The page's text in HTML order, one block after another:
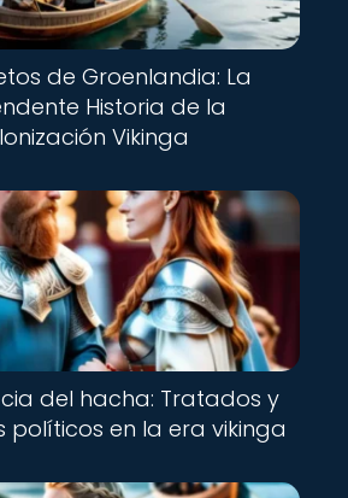
de Groenlandia: La
Historia de la
Vikinga
del hacha: Tratados y
políticos en la era vikinga